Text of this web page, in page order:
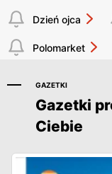
Dzień ojca
Polomarket
GAZETKI
Gazetki
Ciebie